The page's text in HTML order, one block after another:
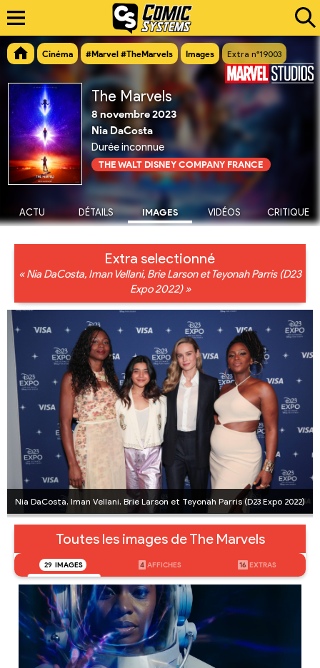
Cinéma #Marvel #TheMarvels Images Extra n°19003
The Marvels
8 novembre 2023
Nia DaCosta
Durée inconnue
THE WALT DISNEY COMPANY FRANCE
ACTU DÉTAILS IMAGES VIDÉOS CRITIQUE
Extra selectionné
« Nia DaCosta, Iman Vellani, Brie Larson et Teyonah Parris (D23
Expo 2022) »
Nia DaCosta, Iman Vellani, Brie Larson et Teyonah Parris (D23 Expo 2022)
Toutes les images de The Marvels
29 IMAGES 4 AFFICHES 16 EXTRAS